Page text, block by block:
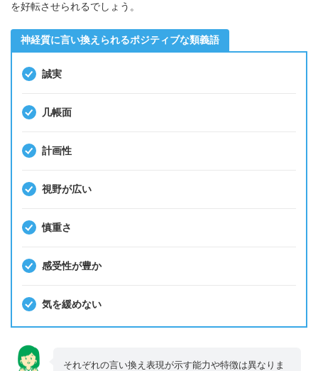
を好転させられるでしょう。
神経質に言い換えられるポジティブな類義語
誠実
几帳面
計画性
視野が広い
慎重さ
感受性が豊か
気を緩めない
それぞれの言い換え表現が示す能力や特徴は異なりま